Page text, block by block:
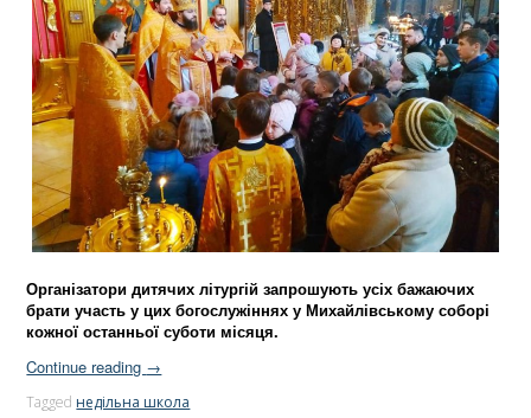
Організатори дитячих літургій запрошують усіх бажаючих
брати участь у цих богослужіннях у Михайлівському соборі
кожної останньої суботи місяця.
Continue reading →
Tagged недільна школа